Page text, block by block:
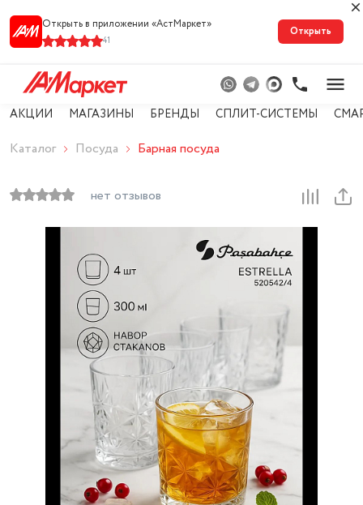
Открыть в приложении «АстМарке‪т‬»
41
Открыть
АКЦИИ МАГАЗИНЫ БРЕНДЫ СПЛИТ-СИСТЕМЫ
Каталог Посуда Барная посуда
нет отзывов